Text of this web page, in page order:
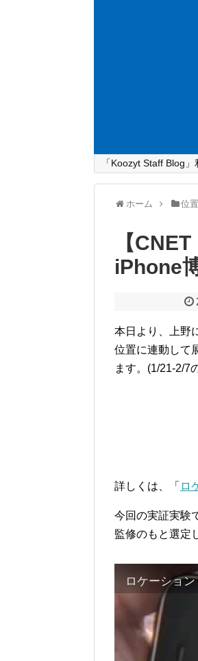
「Koozyt Staff Blog」
ホーム 位
【
iPhone
本日より、上野
位置に連動して
ます。(1/21-2/7
詳しくは、「 ロ
今回の実証実験
監修のもと選定
ロケーショ